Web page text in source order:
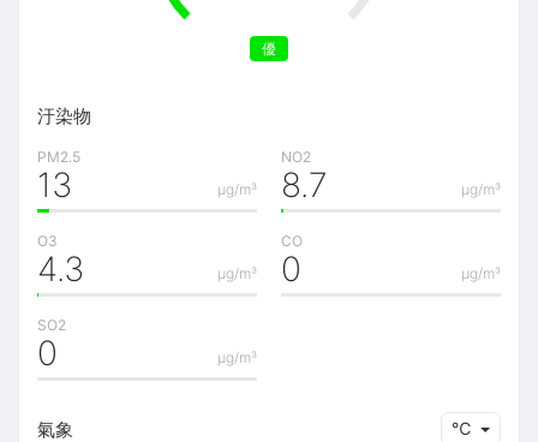
優
汙染物
PM2.5
μg/m³
13
NO2
μg/m³
8.7
O3
μg/m³
4.3
CO
μg/m³
0
SO2
μg/m³
0
氣象 ℃